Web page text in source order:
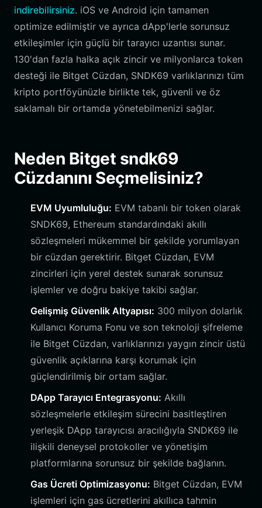
indirebilirsiniz. iOS ve Android için tamamen
optimize edilmiştir ve ayrıca dApp'lerle sorunsuz
etkileşimler için güçlü bir tarayıcı uzantısı sunar.
130'dan fazla halka açık zincir ve milyonlarca token
desteği ile Bitget Cüzdan, SNDK69 varlıklarınızı tüm
kripto portföyünüzle birlikte tek, güvenli ve öz
saklamalı bir ortamda yönetebilmenizi sağlar.
Neden Bitget sndk69
Cüzdanını Seçmelisiniz?
EVM Uyumluluğu: EVM tabanlı bir token olarak
SNDK69, Ethereum standardındaki akıllı
sözleşmeleri mükemmel bir şekilde yorumlayan
bir cüzdan gerektirir. Bitget Cüzdan, EVM
zincirleri için yerel destek sunarak sorunsuz
işlemler ve doğru bakiye takibi sağlar.
Gelişmiş Güvenlik Altyapısı: 300 milyon dolarlık
Kullanıcı Koruma Fonu ve son teknoloji şifreleme
ile Bitget Cüzdan, varlıklarınızı yaygın zincir üstü
güvenlik açıklarına karşı korumak için
güçlendirilmiş bir ortam sağlar.
DApp Tarayıcı Entegrasyonu: Akıllı
sözleşmelerle etkileşim sürecini basitleştiren
yerleşik DApp tarayıcısı aracılığıyla SNDK69 ile
ilişkili deneysel protokoller ve yönetişim
platformlarına sorunsuz bir şekilde bağlanın.
Gas Ücreti Optimizasyonu: Bitget Cüzdan, EVM
işlemleri için gas ücretlerini akıllıca tahmin